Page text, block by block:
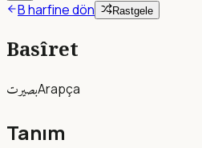
B harfine dön Rastgele
Basîret
بصيرتArapça
Tanım